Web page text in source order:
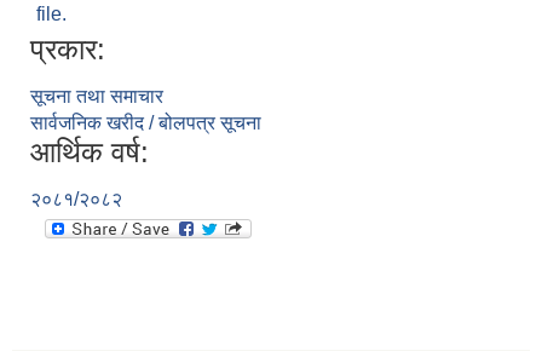
file.
प्रकार:
सूचना तथा समाचार
सार्वजनिक खरीद / बोलपत्र सूचना
आर्थिक वर्ष:
२०८१/२०८२